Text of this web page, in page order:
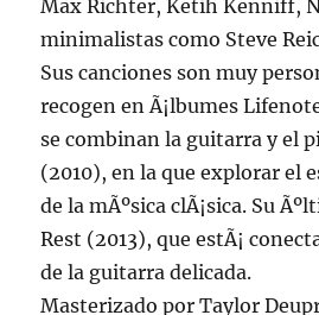
Max Richter, Ketih Kenniff,
minimalistas como Steve
Sus canciones son muy
recogen en Ã¡lbumes
se combinan la guitarra y el
(2010), en la que explorar el
de la mÃºsica clÃ¡sica. Su
Rest (2013), que estÃ¡
de la guitarra delicada.
Masterizado por Taylor